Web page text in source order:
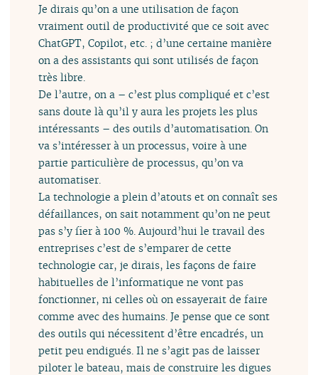
Je dirais qu’on a une utilisation de façon
vraiment outil de productivité que ce soit avec
ChatGPT, Copilot, etc. ; d’une certaine manière
on a des assistants qui sont utilisés de façon
très libre.
De l’autre, on a – c’est plus compliqué et c’est
sans doute là qu’il y aura les projets les plus
intéressants – des outils d’automatisation. On
va s’intéresser à un processus, voire à une
partie particulière de processus, qu’on va
automatiser.
La technologie a plein d’atouts et on connaît ses
défaillances, on sait notamment qu’on ne peut
pas s’y fier à 100 %. Aujourd’hui le travail des
entreprises c’est de s’emparer de cette
technologie car, je dirais, les façons de faire
habituelles de l’informatique ne vont pas
fonctionner, ni celles où on essayerait de faire
comme avec des humains. Je pense que ce sont
des outils qui nécessitent d’être encadrés, un
petit peu endigués. Il ne s’agit pas de laisser
piloter le bateau, mais de construire les digues